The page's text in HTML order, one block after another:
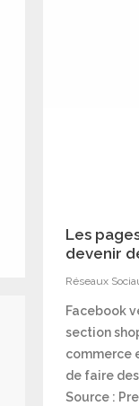
Les
devenir
Réseaux
Facebook
section
commerce
de faire
Source :